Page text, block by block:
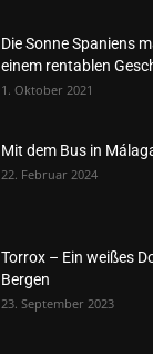
Die Sonne Spaniens
einem rentablen
1. Oktober 2021
Mit dem Bus in
22. Februar 2024
Torrox – Ein weißes
Bergen
23. September 2023